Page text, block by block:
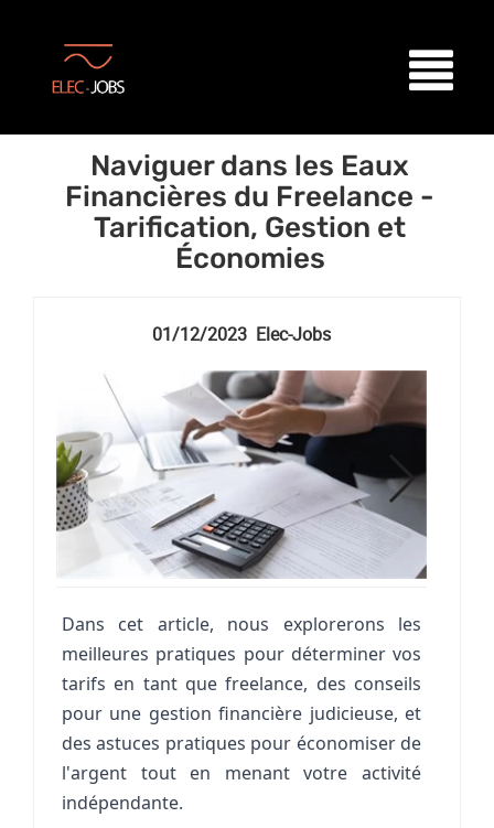
Naviguer dans les Eaux
Financières du Freelance -
Tarification, Gestion et
Économies
01/12/2023 Elec-Jobs
Dans cet article, nous explorerons les
meilleures pratiques pour déterminer vos
tarifs en tant quefreelance, des conseils
pour une gestion financière judicieuse, et
des astuces pratiques pour économiser de
l'argent tout en menant votre activité
indépendante.